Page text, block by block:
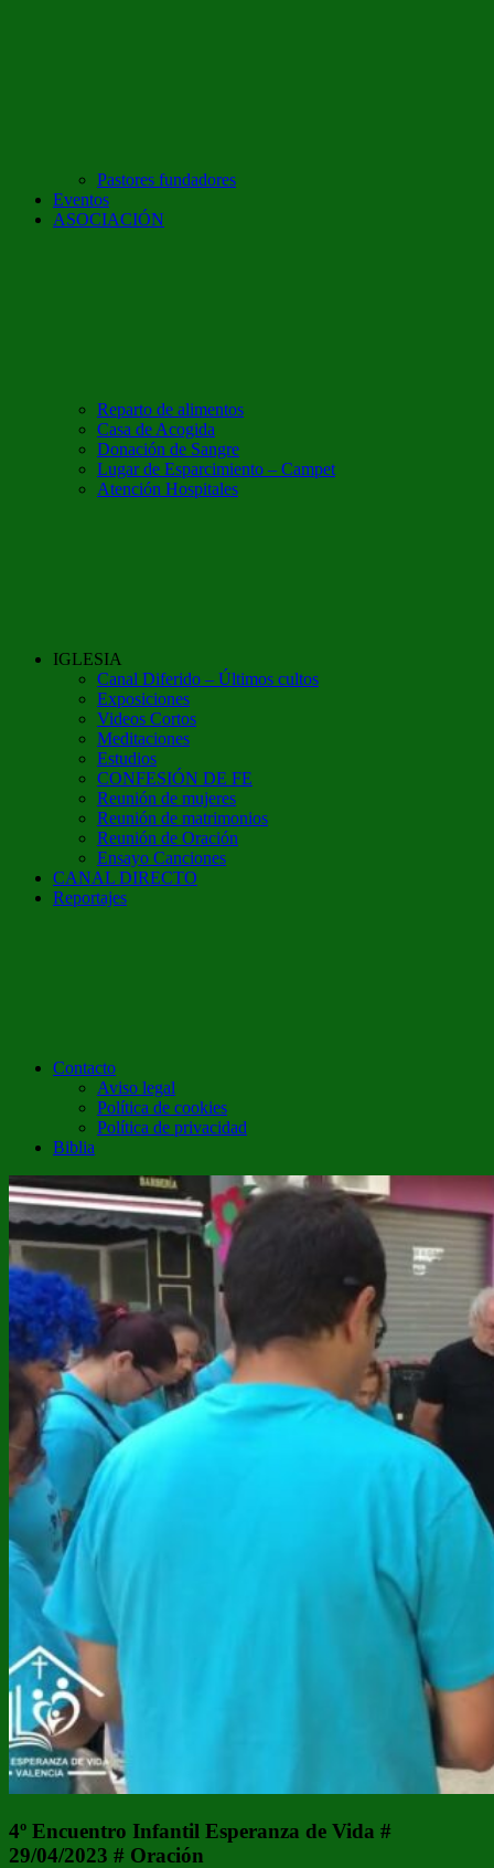
Pastores fundadores
Eventos
ASOCIACIÓN
Reparto de alimentos
Casa de Acogida
Donación de Sangre
Lugar de Esparcimiento – Campet
Atención Hospitales
IGLESIA
Canal Diferido – Últimos cultos
Exposiciones
Videos Cortos
Meditaciones
Estudios
CONFESIÓN DE FE
Reunión de mujeres
Reunión de matrimonios
Reunión de Oración
Ensayo Canciones
CANAL DIRECTO
Reportajes
Contacto
Aviso legal
Política de cookies
Política de privacidad
Biblia
4º Encuentro Infantil Esperanza de Vida #
29/04/2023 # Oración